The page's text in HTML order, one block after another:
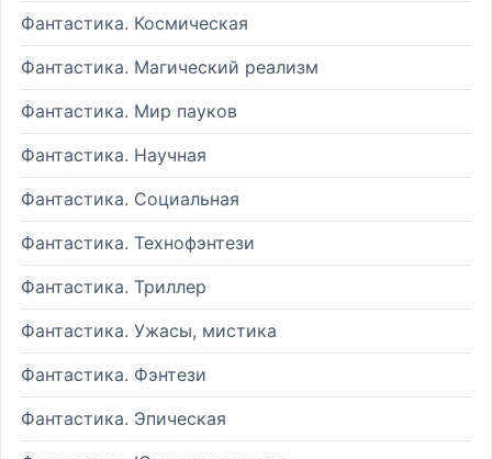
Фантастика. Космическая
Фантастика. Магический реализм
Фантастика. Мир пауков
Фантастика. Научная
Фантастика. Социальная
Фантастика. Технофэнтези
Фантастика. Триллер
Фантастика. Ужасы, мистика
Фантастика. Фэнтези
Фантастика. Эпическая